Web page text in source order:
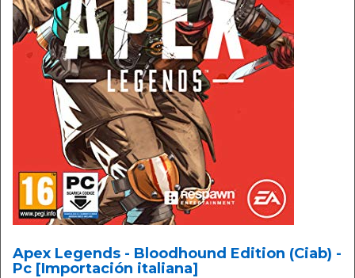
Apex Legends - Bloodhound Edition (Ciab) -
Pc [Importación italiana]